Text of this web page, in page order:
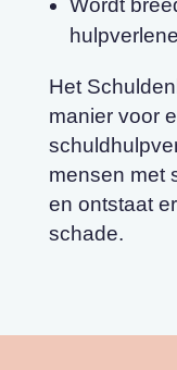
Wordt
Het
manier voor
mensen met
en ontstaat
schade.